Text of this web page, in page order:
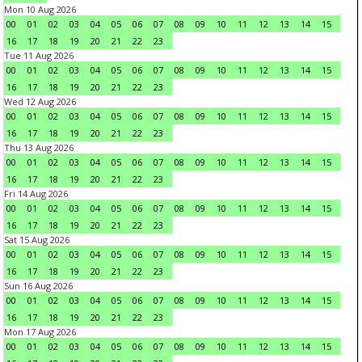
Mon 10 Aug 2026
00
01 02 03 04 05 06 07 08 09 10 11 12 13 14
15
16
17 18 19 20 21 22
23
Tue 11 Aug 2026
00
01 02 03 04 05 06 07 08 09 10 11 12 13 14
15
16
17 18 19 20 21 22
23
Wed 12 Aug 2026
00
01 02 03 04 05 06 07 08 09 10 11 12 13 14
15
16
17 18 19 20 21 22
23
Thu 13 Aug 2026
00
01 02 03 04 05 06 07 08 09 10 11 12 13 14
15
16
17 18 19 20 21 22
23
Fri 14 Aug 2026
00
01 02 03 04 05 06 07 08 09 10 11 12 13 14
15
16
17 18 19 20 21 22
23
Sat 15 Aug 2026
00
01 02 03 04 05 06 07 08 09 10 11 12 13 14
15
16
17 18 19 20 21 22
23
Sun 16 Aug 2026
00
01 02 03 04 05 06 07 08 09 10 11 12 13 14
15
16
17 18 19 20 21 22
23
Mon 17 Aug 2026
00
01 02 03 04 05 06 07 08 09 10 11 12 13 14
15